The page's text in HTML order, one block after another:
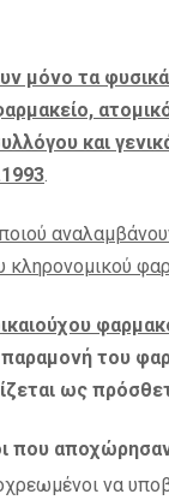
μόνο τα
και
.
κληρονομικού
του
ως
που
να